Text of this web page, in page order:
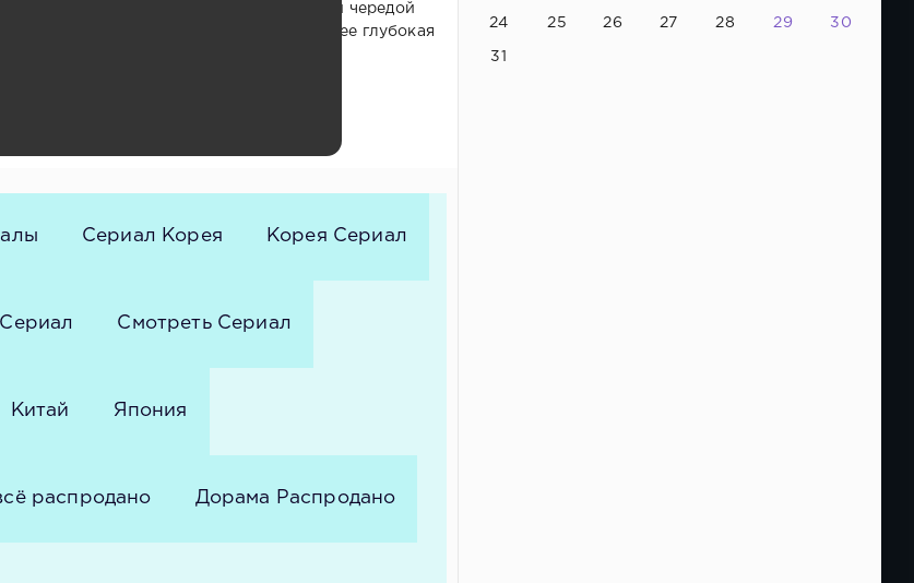
домашнего шопинга, известная своей чередой
ассортиментом продукции, но ее глубокая
Сериал Корея Корея Сериал
Смотреть Сериал
Китай Япония
распродано Дорама Распродано
24 25 26 27 28 29 30
31